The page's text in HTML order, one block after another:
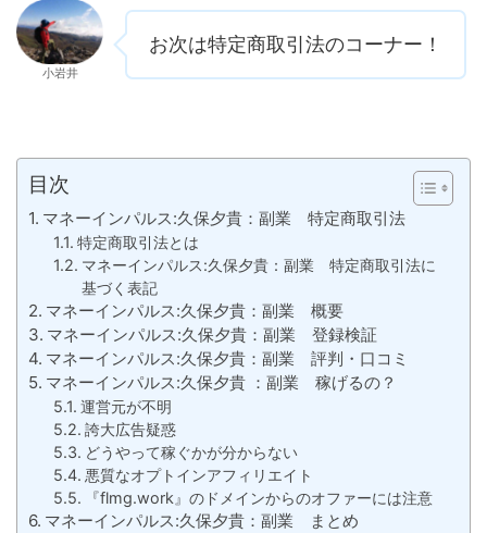
小岩井
お次は特定商取引法のコーナー！
目次
マネーインパルス:久保夕貴：副業 特定商取引法
特定商取引法とは
マネーインパルス:久保夕貴：副業 特定商取引法に
基づく表記
マネーインパルス:久保夕貴：副業 概要
マネーインパルス:久保夕貴：副業 登録検証
マネーインパルス:久保夕貴：副業 評判・口コミ
マネーインパルス:久保夕貴 ：副業 稼げるの？
運営元が不明
誇大広告疑惑
どうやって稼ぐかが分からない
悪質なオプトインアフィリエイト
『flmg.work』のドメインからのオファーには注意
マネーインパルス:久保夕貴：副業 まとめ